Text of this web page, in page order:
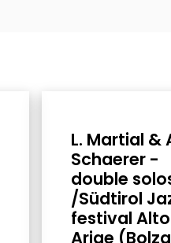
L. Martial &
Schaerer -
double
/Südtirol
festival Alto
Arige